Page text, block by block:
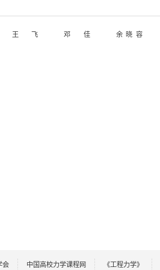
王飞 邓 佳 余晓容
会 中国高校力学课程网 《工程力学》